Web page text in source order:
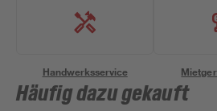
Handwerksservice
Häufig dazu gekauft